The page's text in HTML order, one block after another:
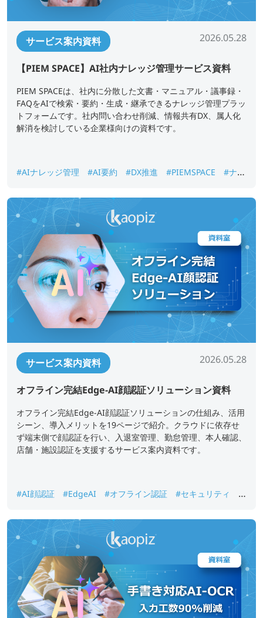
サービス案内資料 2026.05.28
【PIEM SPACE】AI社内ナレッジ管理サービス資料
PIEM SPACEは、社内に分散した文書・マニュアル・議事録・
FAQをAIで検索・要約・生成・継承できるナレッジ管理プラッ
トフォームです。社内問い合わせ削減、情報共有DX、属人化
解消を検討している企業様向けの資料です。
#AIナレッジ管理 #AI要約 #DX推進 #PIEMSPACE
#ナレ
サービス案内資料 2026.05.28
オフライン完結Edge-AI顔認証ソリューション資料
オフライン完結Edge-AI顔認証ソリューションの仕組み、活用
シーン、導入メリットを19ページで紹介。クラウドに依存せ
ず端末側で顔認証を行い、入退室管理、勤怠管理、本人確認、
店舗・施設認証を支援するサービス案内資料です。
#AI顔認証 #EdgeAI #オフライン認証 #セキュリティ
#